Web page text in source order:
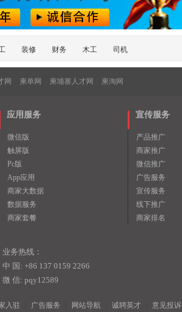
装修 财务 木工 司机
网 柬单网 柬埔寨人才网 柬淘网
应用服务
微信版
触屏版
Pc版
App应用
商家大数据
数据服务
商家套餐
宣传服务
产品推广
商家推广
微信推广
广告服务
宣传服务
线下推广
商家排名
业务热线：
中 国: +86 137 0159 2266
微 信: pqy12589
入驻 广告服务 网站导航 诚聘英才 意见投诉